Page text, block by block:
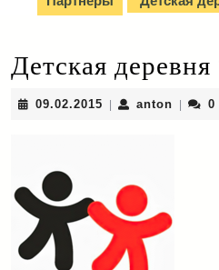
Детская
09.02.2015 09.02.2015
anton anton0